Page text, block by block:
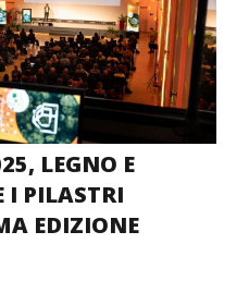
LEGNO E
I PILASTRI
EDIZIONE